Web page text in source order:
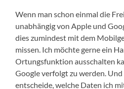
Wenn man schon einmal die
unabhängig von Apple und
dies zumindest mit dem
missen. Ich möchte gerne ein
Ortungsfunktion ausschalten
Google verfolgt zu werden.
entscheide, welche Daten ich